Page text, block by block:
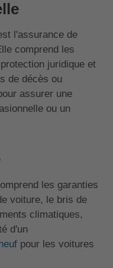
l'assurance de
comprend les
juridique et
de décès ou
assurer une
ou un
les garanties
voiture, le bris de
climatiques,
d'un
pour les voitures